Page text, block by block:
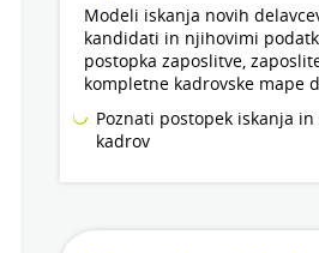
Modeli iskanja novih
kandidati in njihovimi
postopka zaposlitve,
kompletne kadrovske mape
Poznati postopek iskanja
kadrov